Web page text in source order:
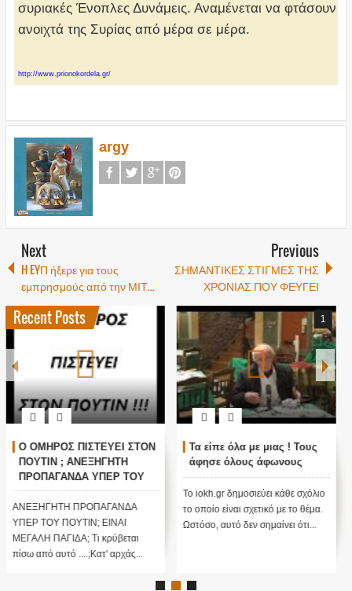
συριακές Ένοπλες Δυνάμεις. Αναμένεται να φτάσουν
ανοιχτά της Συρίας από μέρα σε μέρα.
http://www.prionokordela.gr/
argy
Next
H EYΠ ήξερε για τους
εμπρησμούς από την ΜΙΤ...
Previous
ΣΗΜΑΝΤΙΚΕΣ ΣΤΙΓΜΕΣ ΤΗΣ
ΧΡΟΝΙΑΣ ΠΟΥ ΦΕΥΓΕΙ
Recent Posts
Ο ΟΜΗΡΟΣ ΠΙΣΤΕΥΕΙ ΣΤΟΝ
ΠΟΥΤΙΝ ; ΑΝΕΞΗΓΗΤΗ
ΠΡΟΠΑΓΑΝΔΑ ΥΠΕΡ ΤΟΥ
ΠΟΥΤΙΝ;
ΑΝΕΞΗΓΗΤΗ ΠΡΟΠΑΓΑΝΔΑ
ΥΠΕΡ ΤΟΥ ΠΟΥΤΙΝ; ΕΙΝΑΙ
ΜΕΓΑΛΗ ΠΑΓΙΔΑ; Τι κρύβεται
πίσω από αυτό ....;Κατ' αρχάς...
1
Τα είπε όλα με μιας ! Τους
άφησε όλους άφωνους
Το iokh.gr δημοσιεύει κάθε σχόλιο
το οποίο είναι σχετικό με το θέμα.
Ωστόσο, αυτό δεν σημαίνει ότι...